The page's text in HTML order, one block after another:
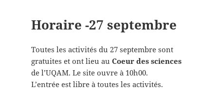
Horaire -27 septembre
Toutes les activités du 27 septembre sont
gratuites et ont lieu au Coeur des sciences
de l’UQAM. Le site ouvre à 10h00.
L’entrée est libre à toutes les activités.